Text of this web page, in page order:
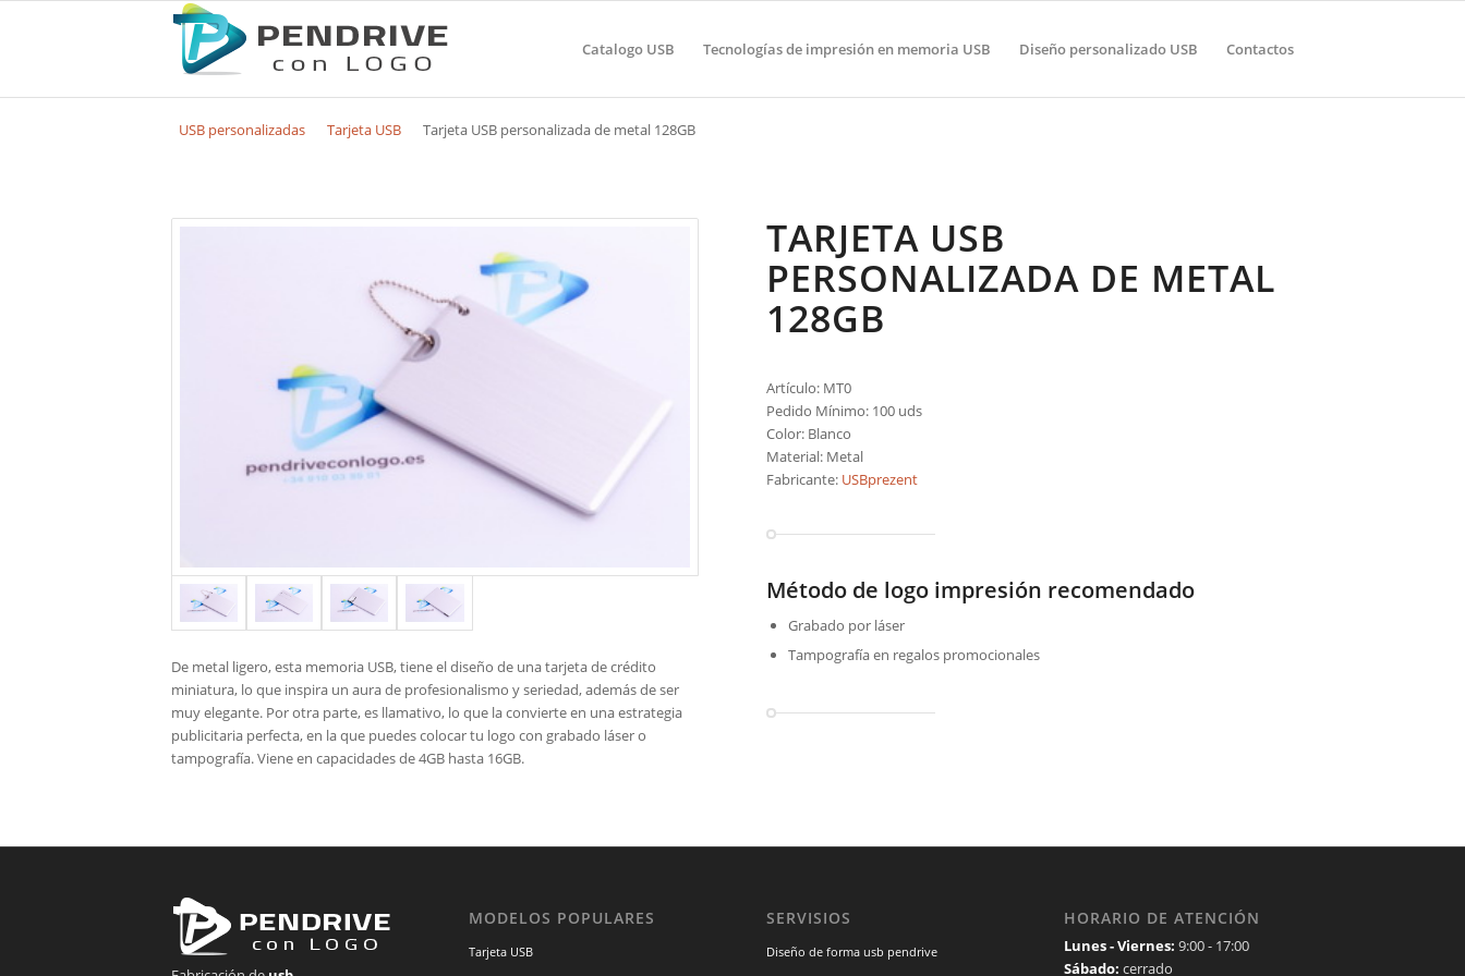
Catalogo USB Tecnologías de impresión en memoria USB Diseño personalizado USB Contactos
USB personalizadas Tarjeta USB Tarjeta USB personalizada de metal 128GB
De metal ligero, esta memoria USB, tiene el diseño de una tarjeta de crédito
miniatura, lo que inspira un aura de profesionalismo y seriedad, además de ser
muy elegante. Por otra parte, es llamativo, lo que la convierte en una estrategia
publicitaria perfecta, en la que puedes colocar tu logo con grabado láser o
tampografía. Viene en capacidades de 4GB hasta 16GB.
TARJETA USB
PERSONALIZADA DE METAL
128GB
Artículo: MT0
Pedido Mínimo: 100 uds
Color: Blanco
Material: Metal
Fabricante: USBprezent
Método de logo impresión recomendado
Grabado por láser
Tampografía en regalos promocionales
MODELOS POPULARES
Tarjeta USB
SERVISIOS
Diseño de forma usb pendrive
HORARIO DE ATENCIÓN
Lunes - Viernes: 9:00 - 17:00
Sábado: cerrado